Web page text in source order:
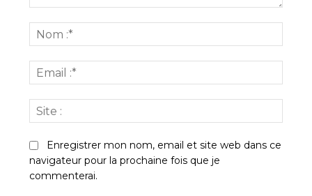
:*
:*
:
Enregistrer mon nom, email et site web dans ce
navigateur pour la prochaine fois que je
commenterai.